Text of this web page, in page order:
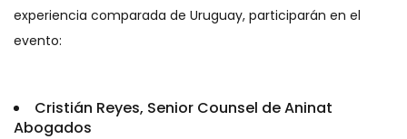
experiencia comparada de Uruguay, participarán en el
evento:
Cristián Reyes, Senior Counsel de Aninat
Abogados